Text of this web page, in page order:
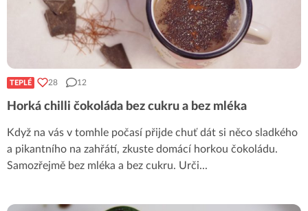
TEPLÉ 28 12
Horká chilli čokoláda bez cukru a bez mléka
Když na vás v tomhle počasí přijde chuť dát si něco sladkého
a pikantního na zahřátí, zkuste domácí horkou čokoládu.
Samozřejmě bez mléka a bez cukru. Urči...